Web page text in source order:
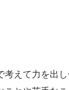
えて力を出